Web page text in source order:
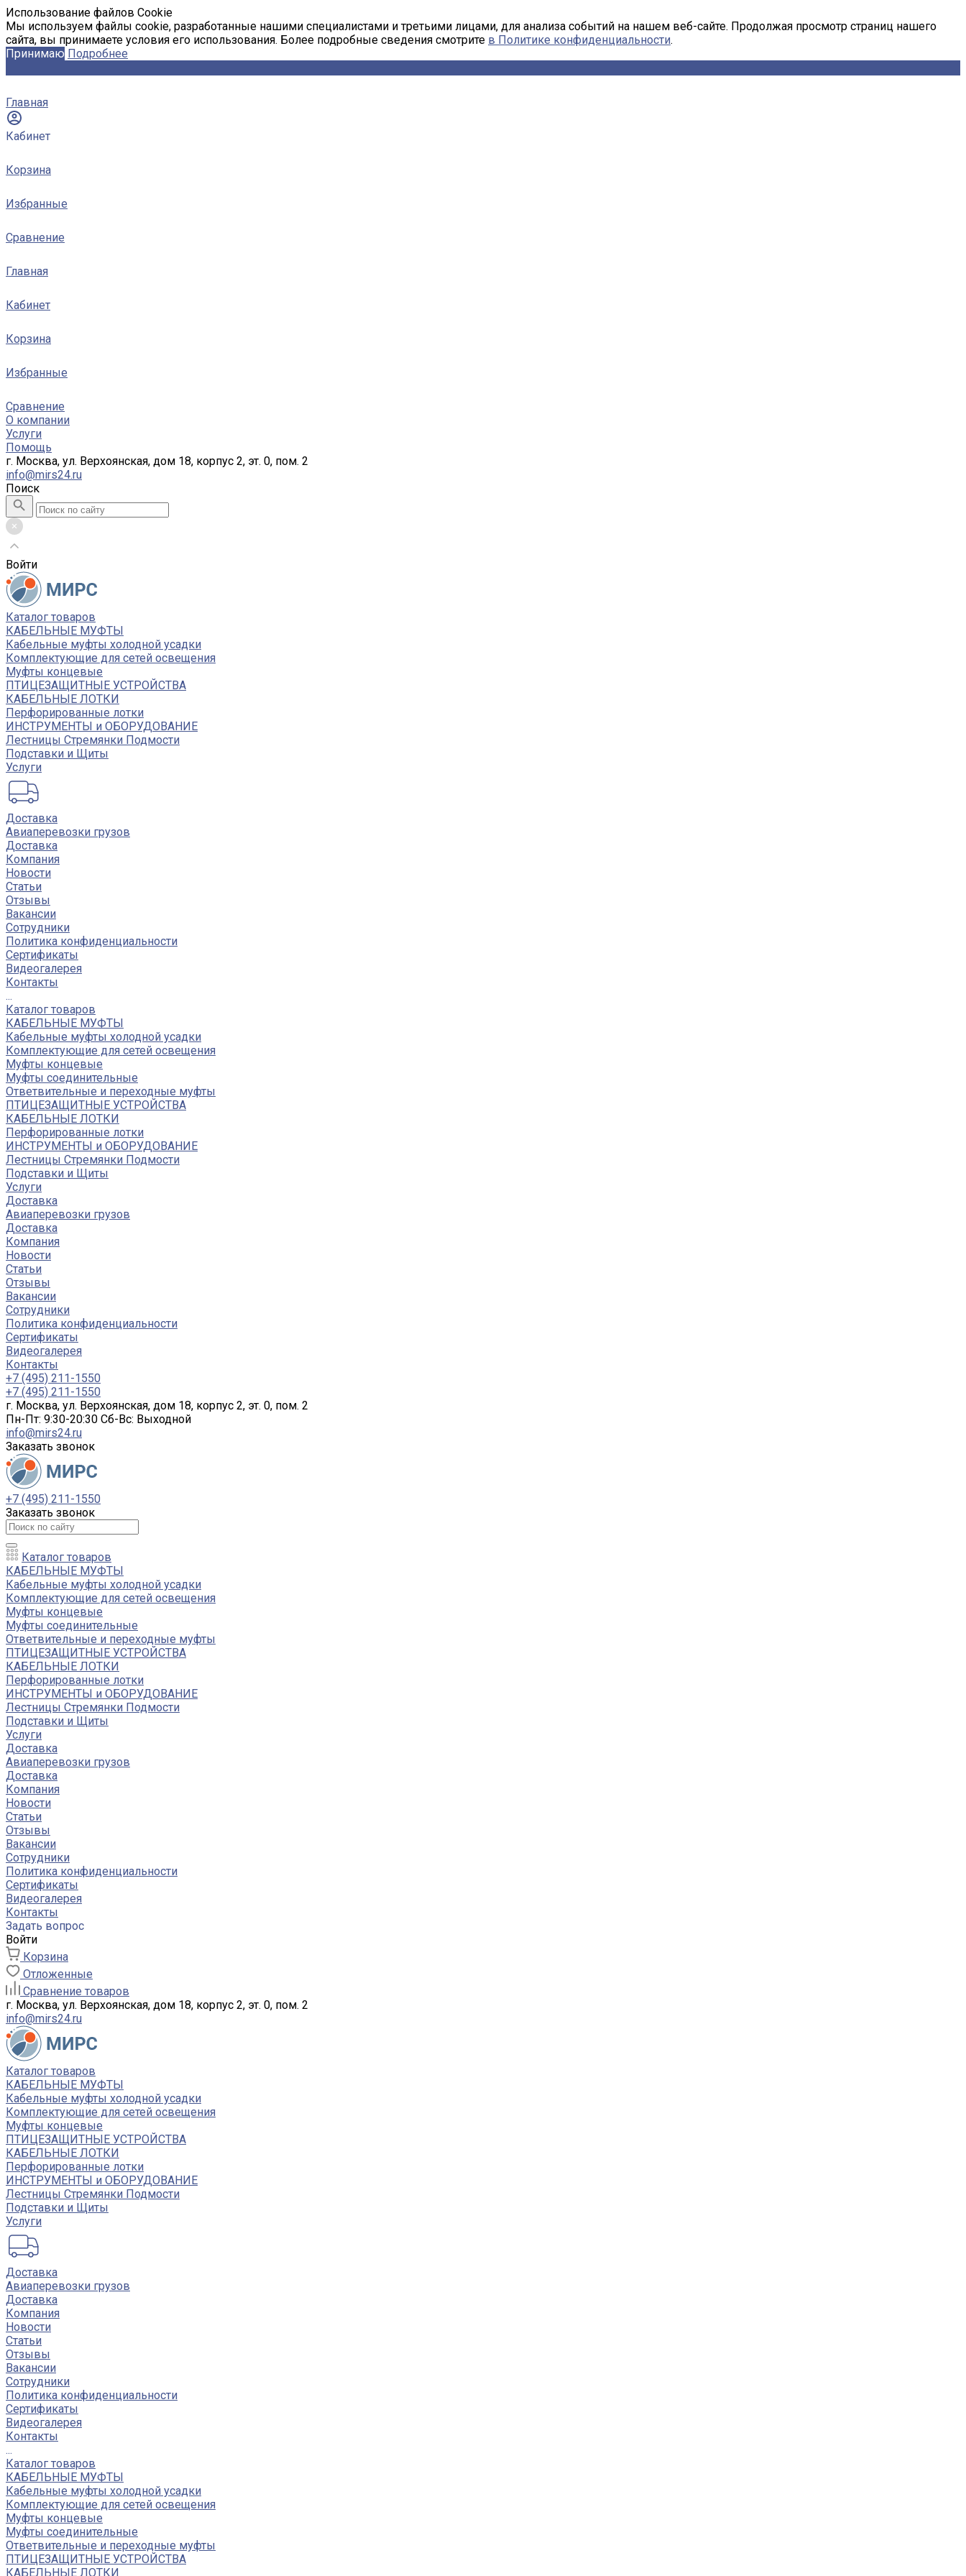
Использование файлов Cookie
Мы используем файлы cookie, разработанные нашими специалистами и третьими лицами, для анализа событий на нашем веб-сайте. Продолжая просмотр страниц нашего
сайта, вы принимаете условия его использования. Более подробные сведения смотрите в Политике конфиденциальности.
Принимаю Подробнее
Главная
Кабинет
Корзина
Избранные
Сравнение
Главная
Кабинет
Корзина
Избранные
Сравнение
О компании
Услуги
Помощь
г. Москва, ул. Верхоянская, дом 18, корпус 2, эт. 0, пом. 2
info@mirs24.ru
Поиск
Войти
Каталог товаров
КАБЕЛЬНЫЕ МУФТЫ
Кабельные муфты холодной усадки
Комплектующие для сетей освещения
Муфты концевые
ПТИЦЕЗАЩИТНЫЕ УСТРОЙСТВА
КАБЕЛЬНЫЕ ЛОТКИ
Перфорированные лотки
ИНСТРУМЕНТЫ и ОБОРУДОВАНИЕ
Лестницы Стремянки Подмости
Подставки и Щиты
Услуги
Доставка
Авиаперевозки грузов
Доставка
Компания
Новости
Статьи
Отзывы
Вакансии
Сотрудники
Политика конфиденциальности
Сертификаты
Видеогалерея
Контакты
...
Каталог товаров
КАБЕЛЬНЫЕ МУФТЫ
Кабельные муфты холодной усадки
Комплектующие для сетей освещения
Муфты концевые
Муфты соединительные
Ответвительные и переходные муфты
ПТИЦЕЗАЩИТНЫЕ УСТРОЙСТВА
КАБЕЛЬНЫЕ ЛОТКИ
Перфорированные лотки
ИНСТРУМЕНТЫ и ОБОРУДОВАНИЕ
Лестницы Стремянки Подмости
Подставки и Щиты
Услуги
Доставка
Авиаперевозки грузов
Доставка
Компания
Новости
Статьи
Отзывы
Вакансии
Сотрудники
Политика конфиденциальности
Сертификаты
Видеогалерея
Контакты
+7 (495) 211-1550
+7 (495) 211-1550
г. Москва, ул. Верхоянская, дом 18, корпус 2, эт. 0, пом. 2
Пн-Пт: 9:30-20:30 Cб-Вс: Выходной
info@mirs24.ru
Заказать звонок
+7 (495) 211-1550
Заказать звонок
Каталог товаров
КАБЕЛЬНЫЕ МУФТЫ
Кабельные муфты холодной усадки
Комплектующие для сетей освещения
Муфты концевые
Муфты соединительные
Ответвительные и переходные муфты
ПТИЦЕЗАЩИТНЫЕ УСТРОЙСТВА
КАБЕЛЬНЫЕ ЛОТКИ
Перфорированные лотки
ИНСТРУМЕНТЫ и ОБОРУДОВАНИЕ
Лестницы Стремянки Подмости
Подставки и Щиты
Услуги
Доставка
Авиаперевозки грузов
Доставка
Компания
Новости
Статьи
Отзывы
Вакансии
Сотрудники
Политика конфиденциальности
Сертификаты
Видеогалерея
Контакты
Задать вопрос
Войти
Корзина
Отложенные
Сравнение товаров
г. Москва, ул. Верхоянская, дом 18, корпус 2, эт. 0, пом. 2
info@mirs24.ru
Каталог товаров
КАБЕЛЬНЫЕ МУФТЫ
Кабельные муфты холодной усадки
Комплектующие для сетей освещения
Муфты концевые
ПТИЦЕЗАЩИТНЫЕ УСТРОЙСТВА
КАБЕЛЬНЫЕ ЛОТКИ
Перфорированные лотки
ИНСТРУМЕНТЫ и ОБОРУДОВАНИЕ
Лестницы Стремянки Подмости
Подставки и Щиты
Услуги
Доставка
Авиаперевозки грузов
Доставка
Компания
Новости
Статьи
Отзывы
Вакансии
Сотрудники
Политика конфиденциальности
Сертификаты
Видеогалерея
Контакты
...
Каталог товаров
КАБЕЛЬНЫЕ МУФТЫ
Кабельные муфты холодной усадки
Комплектующие для сетей освещения
Муфты концевые
Муфты соединительные
Ответвительные и переходные муфты
ПТИЦЕЗАЩИТНЫЕ УСТРОЙСТВА
КАБЕЛЬНЫЕ ЛОТКИ